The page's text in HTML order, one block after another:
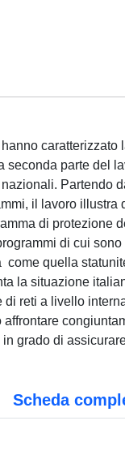
parte del
Partendo
il lavoro
di protezione
di cui
quella
la situazione
reti a livello
grado di
Scheda